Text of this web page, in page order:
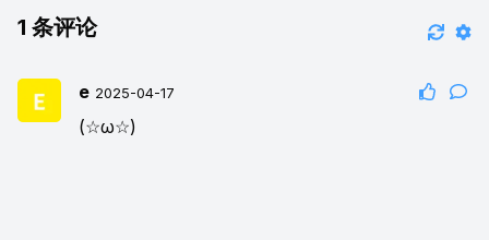
1 条评论
e 2025-04-17
(☆ω☆)